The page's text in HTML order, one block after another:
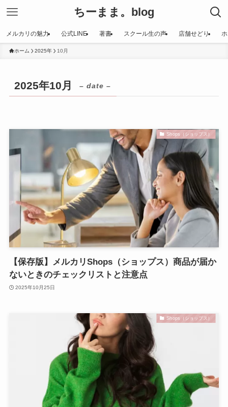
ちーまま。blog
メルカリの魅力 公式LINE 著書 スクール生の声 店舗せどり
ホーム 2025年 10月
2025年10月 – date –
Shops（ショップス）
【保存版】メルカリShops（ショップス）商品が届か
ないときのチェックリストと注意点
2025年10月25日
Shops（ショップス）